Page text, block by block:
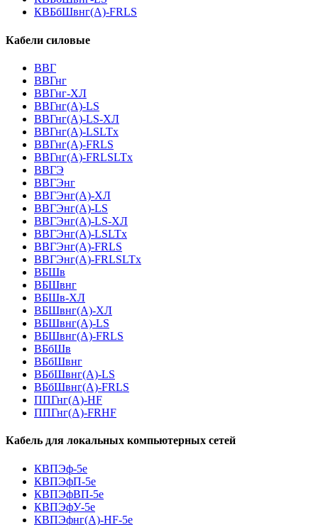
КВБбШвнг(А)-FRLS
Кабели силовые
ВВГ
ВВГнг
ВВГнг-ХЛ
ВВГнг(А)-LS
ВВГнг(А)-LS-ХЛ
ВВГнг(А)-LSLTx
ВВГнг(А)-FRLS
ВВГнг(А)-FRLSLTx
ВВГЭ
ВВГЭнг
ВВГЭнг(A)-ХЛ
ВВГЭнг(А)-LS
ВВГЭнг(А)-LS-ХЛ
ВВГЭнг(А)-LSLTx
ВВГЭнг(А)-FRLS
ВВГЭнг(А)-FRLSLTx
ВБШв
ВБШвнг
ВБШв-ХЛ
ВБШвнг(A)-ХЛ
ВБШвнг(A)-LS
ВБШвнг(A)-FRLS
ВБбШв
ВБбШвнг
ВБбШвнг(A)-LS
ВБбШвнг(A)-FRLS
ППГнг(А)-HF
ППГнг(А)-FRHF
Кабель для локальных компьютерных сетей
КВПЭф-5е
КВПЭфП-5е
КВПЭфВП-5е
КВПЭфУ-5е
КВПЭфнг(А)-HF-5е